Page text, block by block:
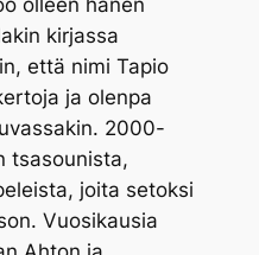
kirjassa
että nimi Tapio
ja olenpa
2000-
tsasounista,
joita setoksi
. Vuosikausia